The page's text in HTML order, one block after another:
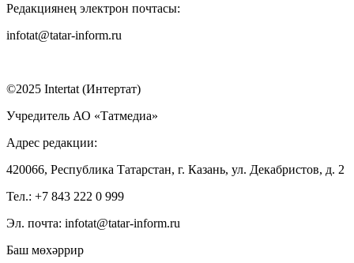
Редакциянең электрон почтасы:
infotat@tatar-inform.ru
©2025 Intertat (Интертат)
Учредитель АО «Татмедиа»
Адрес редакции:
420066, Республика Татарстан, г. Казань, ул. Декабристов, д. 2
Тел.: +7 843 222 0 999
Эл. почта: infotat@tatar-inform.ru
Баш мөхәррир